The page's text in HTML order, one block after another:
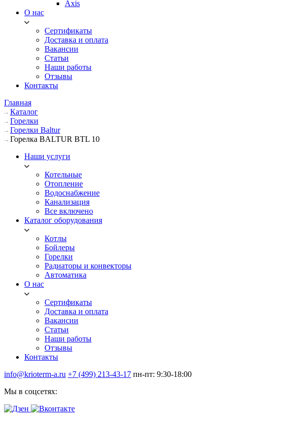
Axis
О нас
Сертификаты
Доставка и оплата
Вакансии
Статьи
Наши работы
Отзывы
Контакты
Главная
Каталог
Горелки
Горелки Baltur
Горелка BALTUR BTL 10
Наши услуги
Котельные
Отопление
Водоснабжение
Канализация
Все включено
Каталог оборудования
Котлы
Бойлеры
Горелки
Радиаторы и конвекторы
Автоматика
О нас
Сертификаты
Доставка и оплата
Вакансии
Статьи
Наши работы
Отзывы
Контакты
info@krioterm-a.ru +7 (499) 213-43-17 пн-пт: 9:30-18:00
Мы в соцсетях: